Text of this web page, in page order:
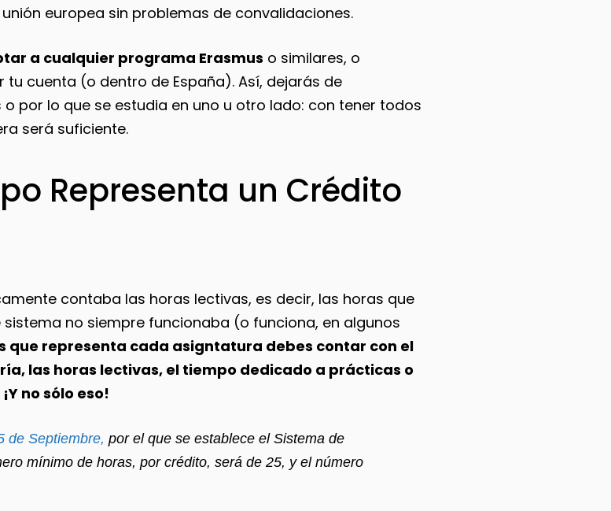
europea sin problemas de convalidaciones.
a cualquier programa Erasmus o similares, o
cuenta (o dentro de España). Así, dejarás de
por lo que se estudia en uno u otro lado: con tener todos
será suficiente.
Representa un Crédito
contaba las horas lectivas, es decir, las horas que
no siempre funcionaba (o funciona, en algunos
que representa cada asigntatura debes contar con el
las horas lectivas, el tiempo dedicado a prácticas o
no sólo eso!
de Septiembre, por el que se establece el Sistema de
mínimo de horas, por crédito, será de 25, y el número